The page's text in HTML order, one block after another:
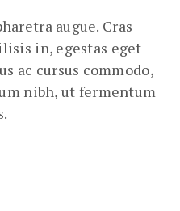
augue. Cras
in, egestas eget
ac cursus commodo,
nibh, ut fermentum